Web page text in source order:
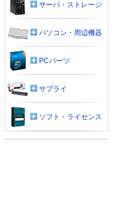
サーバ・ストレージ
パソコン・周辺機器
PCパーツ
サプライ
ソフト・ライセンス